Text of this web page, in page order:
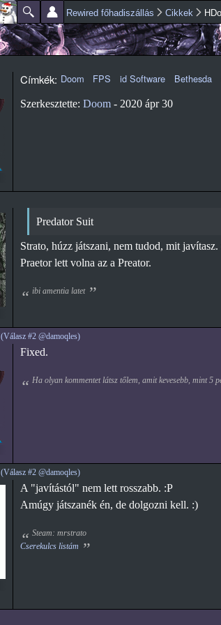
Rewired főhadiszállás Cikkek
Címkék: Doom FPS id Software Bethesda
Szerkesztette: Doom- 2020 ápr 30
Predator Suit
Strato, húzz játszani, nem tudod, mit javítasz.
Praetor lett volna az a Preator.
ibi amentia latet
(Válasz #2 @damoqles)
Fixed.
Ha olyan kommentet látsz tőlem, amit kevesebb, mint 5
(Válasz #2 @damoqles)
A "javítástól" nem lett rosszabb. :P
Amúgy játszanék én, de dolgozni kell. :)
Steam: mrstrato
Cserekulcs listám